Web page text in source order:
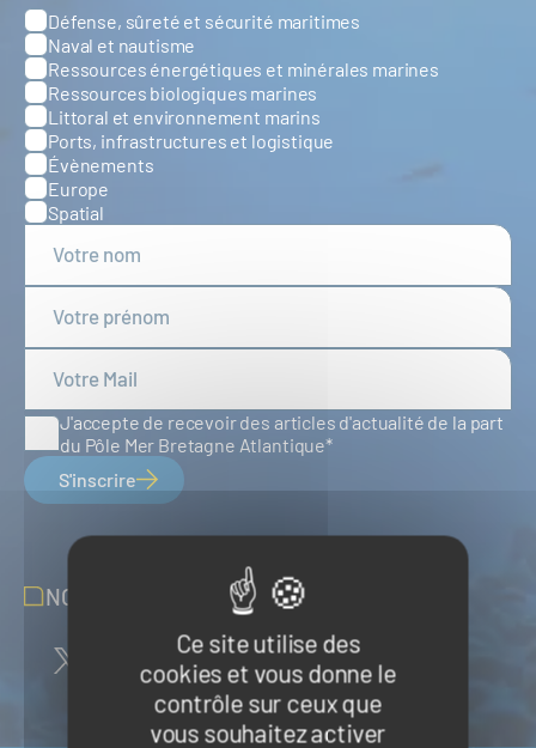
Ce site utilise des
cookies et vous donne le
contrôle sur ceux que
vous souhaitez activer
Catégories
Défense, sûreté et sécurité maritimes
Naval et nautisme
Ressources énergétiques et minérales marines
Ressources biologiques marines
Littoral et environnement marins
Ports, infrastructures et logistique
Évènements
Europe
Spatial
J'accepte de recevoir des articles d'actualité de la part
du Pôle Mer Bretagne Atlantique
S'inscrire
NOUS SUIVRE SUR LES RÉSEAUX